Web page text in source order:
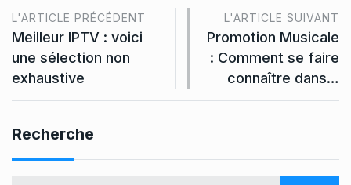
L'ARTICLE PRÉCÉDENT
Meilleur IPTV : voici
une sélection non
exhaustive
L'ARTICLE SUIVANT
Promotion Musicale
: Comment se faire
connaître dans…
Recherche